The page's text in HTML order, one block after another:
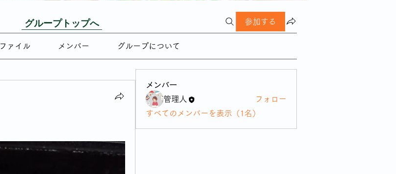
参加する
ファイル メンバー グループについて
メンバー
管理人
フォロー
すべてのメンバーを表示（1名）
グループトップへ